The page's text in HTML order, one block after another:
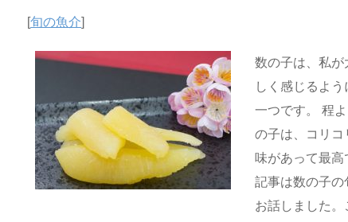
[旬の魚介]
数の子は、私が
しく感じるよ
一つです。 程
の子は、コリコ
味があって最
記事は数の子の
お話しました